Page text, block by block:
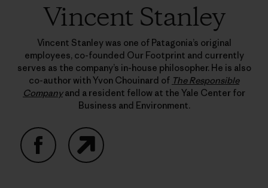
Vincent Stanley
Vincent Stanley was one of Patagonia’s original
employees, co-founded Our Footprint and currently
serves as the company’s in-house philosopher. He is also
co-author with Yvon Chouinard of The Responsible
Companyand a resident fellow at the Yale Center for
Business and Environment.